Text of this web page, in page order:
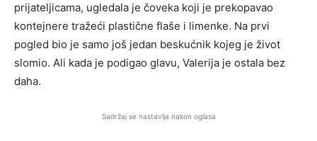
prijateljicama, ugledala je čoveka koji je prekopavao
kontejnere tražeći plastične flaše i limenke. Na prvi
pogled bio je samo još jedan beskućnik kojeg je život
slomio. Ali kada je podigao glavu, Valerija je ostala bez
daha.
Sadržaj se nastavlja nakon oglasa